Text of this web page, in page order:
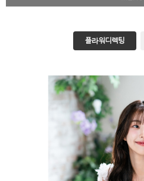
Celeb & Sample
플라워디렉팅